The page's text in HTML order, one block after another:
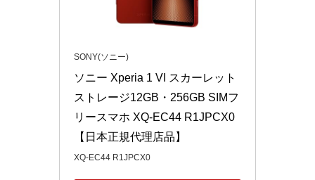
SONY(ソニー)
ソニー Xperia 1 VI スカーレット
ストレージ12GB・256GB SIMフ
リースマホ XQ-EC44 R1JPCX0
【日本正規代理店品】
XQ-EC44 R1JPCX0